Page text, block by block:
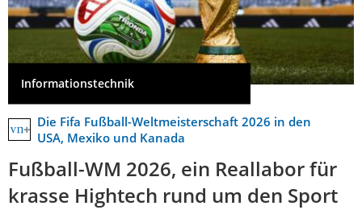
Informationstechnik
Die Fifa Fußball-Weltmeisterschaft 2026 in den
USA, Mexiko und Kanada
Fußball-WM 2026, ein Reallabor für
krasse Hightech rund um den Sport